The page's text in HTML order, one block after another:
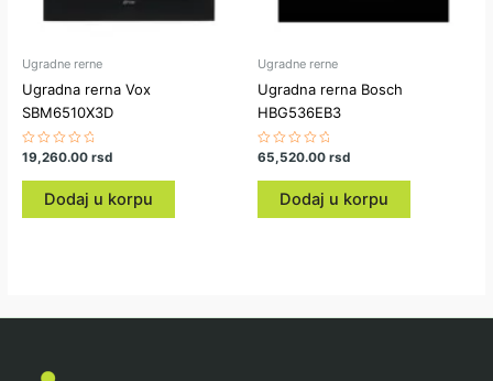
Ugradne rerne
Ugradna rerna Vox
SBM6510X3D
Ocenjeno
sa
0
19,260.00rsd
Dodaj u korpu
Ugradne rerne
Ugradna rerna Bosch
HBG536EB3
Ocenjeno
sa
0
65,520.00 rsd
Dodaj u korpu